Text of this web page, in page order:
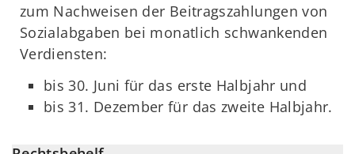
zum Nachweisen der Beitragszahlungen von
Sozialabgaben bei monatlich schwankenden
Verdiensten:
bis 30. Juni für das erste Halbjahr und
bis 31. Dezember für das zweite Halbjahr.